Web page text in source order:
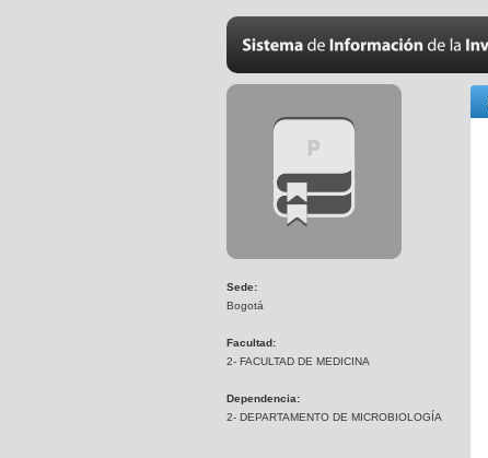
Sede:
Bogotá
Facultad:
2- FACULTAD DE MEDICINA
Dependencia:
2- DEPARTAMENTO DE MICROBIOLOGÍA